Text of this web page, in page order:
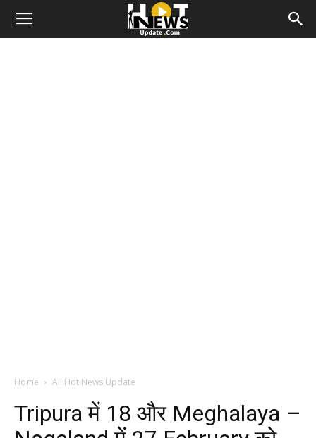
Home All Hot News Update
Tripura में 18 और Meghalaya –